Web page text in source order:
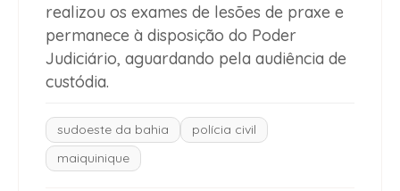
realizou os exames de lesões de praxe e
permanece à disposição do Poder
Judiciário, aguardando pela audiência de
custódia.
sudoeste da bahia
polícia civil
maiquinique